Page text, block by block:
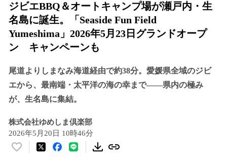
ジビエBBQ＆オートキャンプ場が瀬戸内・生
名島に誕生。「Seaside Fun Field
Yumeshima」2026年5月23日グランドオープ
ン キャンペーンも
尾道よりしまなみ海道経由で約38分。愛媛県全域のジビ
エから、最南端・太平洋の海の幸まで——県内の極み
が、生名島に集結。
株式会社ゆめしま倶楽部
2026年5月20日 10時46分
い